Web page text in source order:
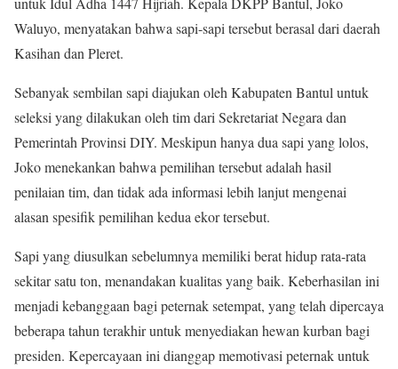
Waluyo, menyatakan bahwa sapi-sapi tersebut berasal dari daerah
Kasihan dan Pleret.
Sebanyak sembilan sapi diajukan oleh Kabupaten Bantul untuk
seleksi yang dilakukan oleh tim dari Sekretariat Negara dan
Pemerintah Provinsi DIY. Meskipun hanya dua sapi yang lolos,
Joko menekankan bahwa pemilihan tersebut adalah hasil
penilaian tim, dan tidak ada informasi lebih lanjut mengenai
alasan spesifik pemilihan kedua ekor tersebut.
Sapi yang diusulkan sebelumnya memiliki berat hidup rata-rata
sekitar satu ton, menandakan kualitas yang baik. Keberhasilan ini
menjadi kebanggaan bagi peternak setempat, yang telah dipercaya
beberapa tahun terakhir untuk menyediakan hewan kurban bagi
presiden. Kepercayaan ini dianggap memotivasi peternak untuk